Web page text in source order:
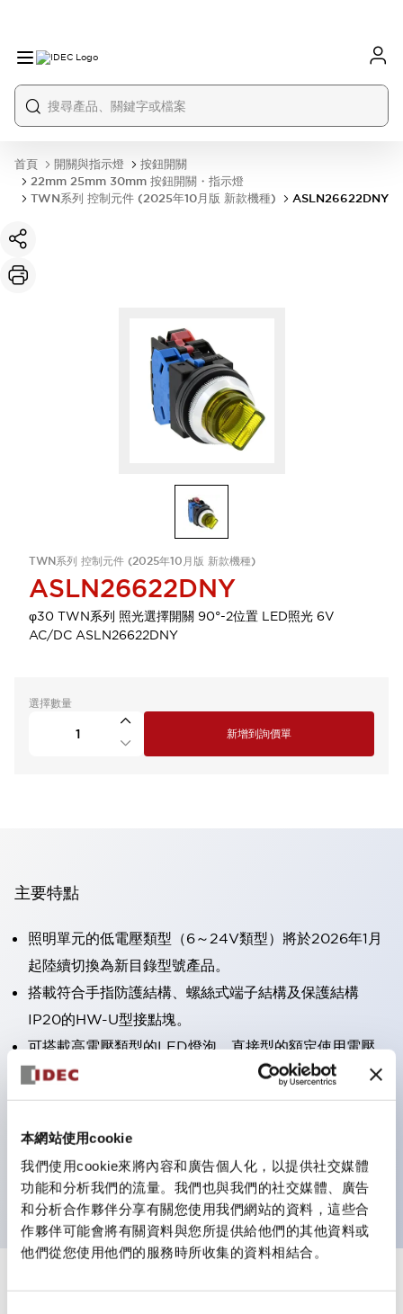
本網站使用cookie
我們使用cookie來將內容和廣告個人化，以提供社交媒體
功能和分析我們的流量。我們也與我們的社交媒體、廣告
和分析合作夥伴分享有關您使用我們網站的資料，這些合
作夥伴可能會將有關資料與您所提供給他們的其他資料或
他們從您使用他們的服務時所收集的資料相結合。
首頁 開關與指示燈
按鈕開關
22mm 25mm 30mm 按鈕開關・指示燈
TWN系列 控制元件 (2025年10月版 新款機種)
ASLN26622DNY
TWN系列 控制元件 (2025年10月版 新款機種)
ASLN26622DNY
φ30 TWN系列 照光選擇開關 90°-2位置 LED照光 6V
AC/DC ASLN26622DNY
選擇數量
新增到詢價單
主要特點
照明單元的低電壓類型（6～24V類型）將於2026年1月
起陸續切換為新目錄型號產品。
搭載符合手指防護結構、螺絲式端子結構及保護結構
IP20的HW-U型接點塊。
可搭載高電壓類型的LED燈泡，直接型的額定使用電壓
最高可達240V。
一顆LED燈泡（LSRD燈泡）即可表現六種顏色。過去分
別為每種顏色設計的LED燈泡，現在可用一顆單色LED
燈泡來表現各種顏色。
主要機種具備UL、CSA認證及符合EN標準。
規格 顯示全部+